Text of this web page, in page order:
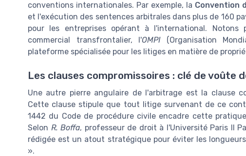
conventions internationales. Par exemple, la Convention
et l'exécution des sentences arbitrales dans plus de 160
pour les entreprises opérant à l'international.
commercial transfrontalier, l'OMPI(Organisation
plateforme spécialisée pour les litiges en matière de
Les clauses compromissoires : clé de voûte
Une autre pierre angulaire de l'arbitrage est la clause
Cette clause stipule que tout litige survenant de ce
1442 du Code de procédure civile encadre cette
Selon R. Boffa, professeur de droit à l'Université Paris II
rédigée est un atout stratégique pour éviter les
».